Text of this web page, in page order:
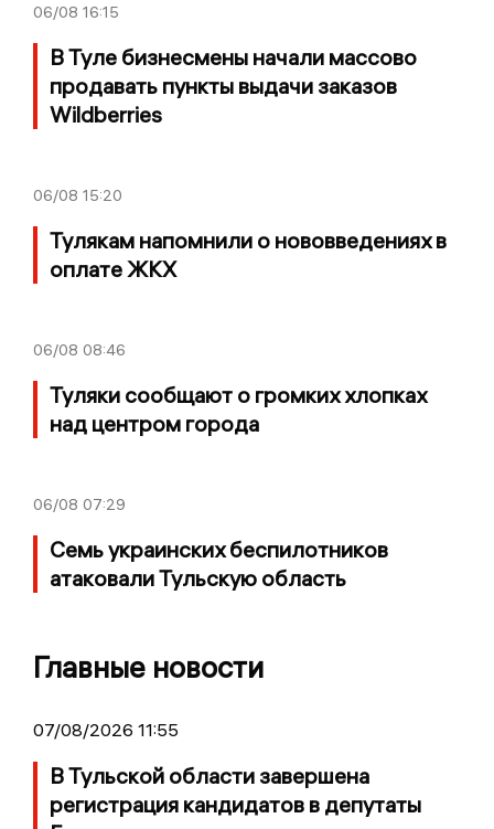
06/08 16:15
В Туле бизнесмены начали массово
продавать пункты выдачи заказов
Wildberries
06/08 15:20
Тулякам напомнили о нововведениях в
оплате ЖКХ
06/08 08:46
Туляки сообщают о громких хлопках
над центром города
06/08 07:29
Семь украинских беспилотников
атаковали Тульскую область
Главные новости
07/08/2026 11:55
В Тульской области завершена
регистрация кандидатов в депутаты